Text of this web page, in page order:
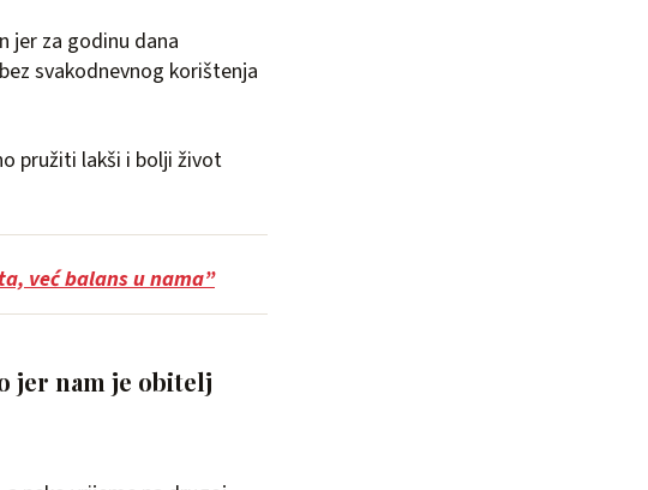
jer za godinu dana
svakodnevnog korištenja
pružiti lakši i bolji život
već balans u nama”
jer nam je obitelj